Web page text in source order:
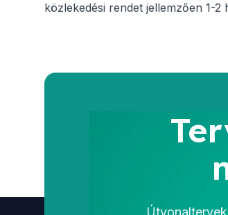
közlekedési rendet jellemzően 1-